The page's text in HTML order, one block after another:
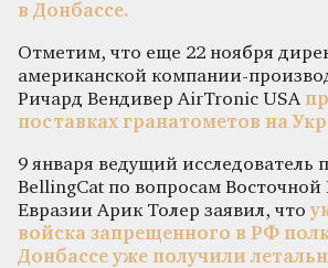
в Донбассе.
Отметим, что еще 22 ноября
американской компании-
Ричард Вендивер AirTronic USA
поставках гранатометов на
9 января ведущий исследователь
BellingCat по вопросам
Евразии Арик Толер заявил, что
войска запрещенного в РФ
Донбассе уже получили